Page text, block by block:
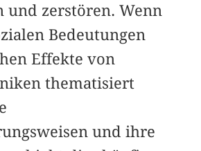
und zerstören. Wenn
Bedeutungen
Effekte von
thematisiert
und ihre